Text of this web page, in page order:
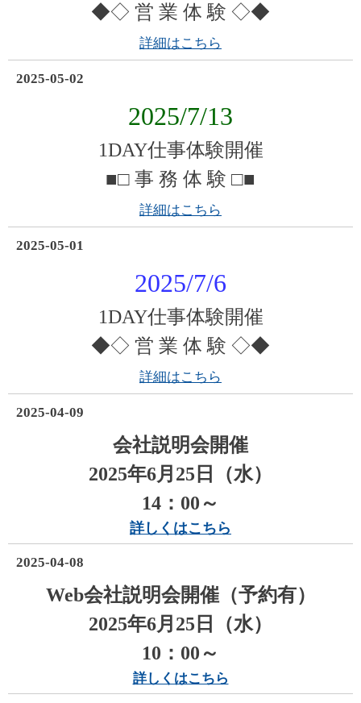
◆◇ 営 業 体 験 ◇◆
詳細はこちら
2025-05-02
2025/7/13
1DAY仕事体験開催
■□ 事 務 体 験 □■
詳細はこちら
2025-05-01
2025/7/6
1DAY仕事体験開催
◆◇ 営 業 体 験 ◇◆
詳細はこちら
2025-04-09
会社説明会開催
2025年6月25日（水）
14：00～
詳しくはこちら
2025-04-08
Web会社説明会開催（予約有）
2025年6月25日（水）
10：00～
詳しくはこちら